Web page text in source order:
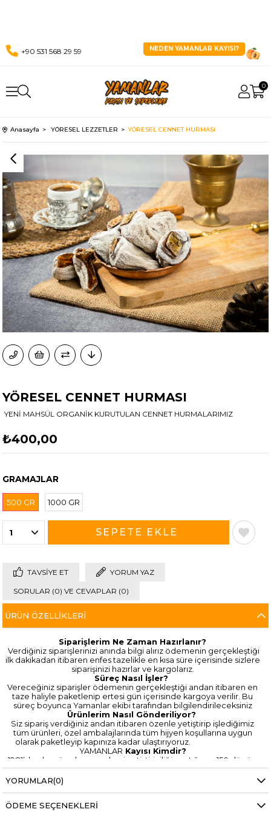
+90 531 568 29 59
NEDEN YAMANLAR KAYISI?
0
Anasayfa YÖRESEL LEZZETLER YÖRESEL CENNET HURMASI
YÖRESEL CENNET HURMASI
YENİ MAHSÜL ORGANİK KURUTULAN CENNET HURMALARIMIZ
₺400,00
GRAMAJLAR
500 GR 1000 GR
TAVSIYE ET YORUM YAZ
SORULAR (0) VE CEVAPLAR (0)
ÜRÜN ÖZELLIKLERI
Siparişlerim Ne Zaman Hazırlanır?
Verdiğiniz siparişlerinizi anında bilgi alırız ödemenin gerçekleştiği
ilk dakikadan itibaren enfes tazelikle en kısa süre içerisinde sizlere
siparişinizi hazırlar ve kargolarız.
Süreç Nasıl İşler?
Vereceğiniz siparişler ödemenin gerçekleştiği andan itibaren en
taze haliyle paketlenip ertesi gün içerisinde kargoya verilir. Bu
süreç boyunca Yamanlar ekibi tarafından bilgilendirileceksiniz
Ürünlerim Nasıl Gönderiliyor?
Siz sipariş verdiğiniz andan itibaren özenle yetiştirip işlediğimiz
tüm ürünleri, özel ambalajlarında tüm hijyen koşullarına uygun
olarak paketleyip kapınıza kadar ulaştırıyoruz.
YAMANLAR Kayısı Kimdir?
1981’den bugüne kayısı ve besi yetiştiriciliği yaptığımız 150 dönüm
arazimizde modern çağın getirdiği yeniliklere uyum sağlamak
amacıyla 2019 yılında onlıne satış platformlarına kendimizi tanıttık.
Çok kısa bir sürede beklediğimiz başarıya ulaştık. Bu çalışmaları
teknolojik gelişmelere entegre ederek yürümeye çalıştığımız
yolda sizlerin desteklerini görmekten mutluluk duyarız. Ürünlerimizi
YORUMLAR(0)
ÖDEME SEÇENEKLERI